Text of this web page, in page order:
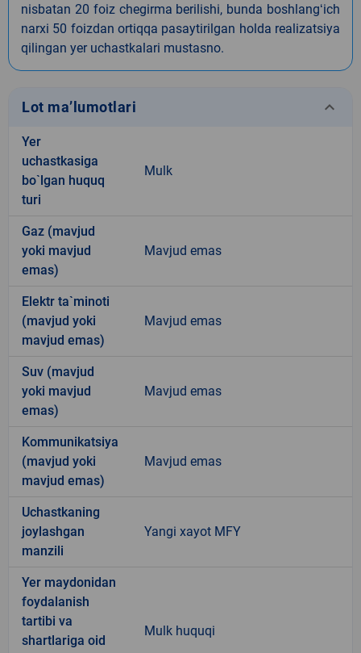
nisbatan 20 foiz chegirma berilishi, bunda boshlangʻich
narxi 50 foizdan ortiqqa pasaytirilgan holda realizatsiya
qilingan yer uchastkalari mustasno.
Lot ma’lumotlari keyboard_arrow_down
Yer
uchastkasiga
bo`lgan huquq
turi
Mulk
Gaz (mavjud
yoki mavjud
emas)
Mavjud emas
Elektr ta`minoti
(mavjud yoki
mavjud emas)
Mavjud emas
Suv (mavjud
yoki mavjud
emas)
Mavjud emas
Kommunikatsiya
(mavjud yoki
mavjud emas)
Mavjud emas
Uchastkaning
joylashgan
manzili
Yangi xayot MFY
Yer maydonidan
foydalanish
tartibi va
shartlariga oid
Mulk huquqi